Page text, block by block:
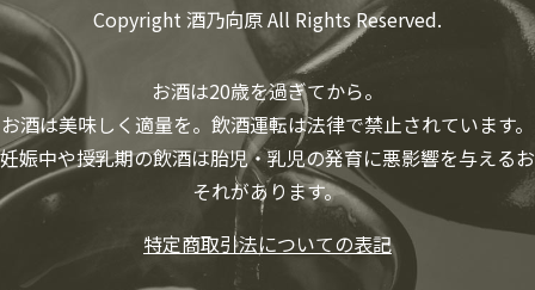
Copyright 酒乃向原 All Rights Reserved.
お酒は20歳を過ぎてから。
お酒は美味しく適量を。飲酒運転は法律で禁止されています。
妊娠中や授乳期の飲酒は胎児・乳児の発育に悪影響を与えるお
それがあります。
特定商取引法についての表記